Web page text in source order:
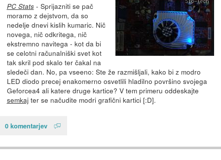
PC Stats- Sprijazniti se pač
moramo z dejstvom, da so
nedelje dnevi kislih kumaric. Nič
novega, nič odkritega, nič
ekstremno navitega - kot da bi
se celotni računalniški svet kot
tak skril pod skalo ter čakal na
sledeči dan. No, pa vseeno: Ste že razmišljali, kako bi z modro
LED diodo precej enakomerno osvetlili hladilno površino svojega
Geforcea4 ali katere druge kartice? V tem primeru oddeskajte
semkajter se načudite modri grafični kartici [:D].
0 komentarjev